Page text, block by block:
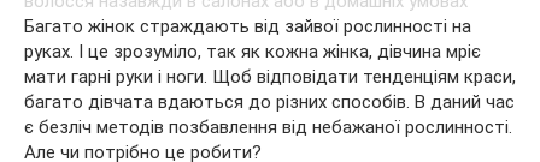
Багато жінок страждають від зайвої рослинності на
руках. І це зрозуміло, так як кожна жінка, дівчина мріє
мати гарні руки і ноги. Щоб відповідати тенденціям краси,
багато дівчата вдаються до різних способів. В даний час
є безліч методів позбавлення від небажаної рослинності.
Але чи потрібно це робити?